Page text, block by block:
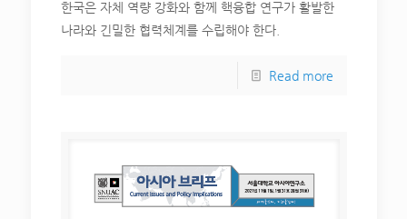
한국은 자체 역량 강화와 함께 핵융합 연구가 활발한
나라와 긴밀한 협력체계를 수립해야 한다.
Read more